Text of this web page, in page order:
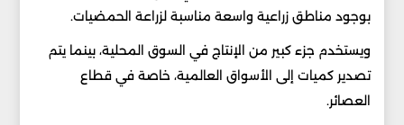
بوجود مناطق زراعية واسعة مناسبة لزراعة الحمضيات.
ويستخدم جزء كبير من الإنتاج في السوق المحلية، بينما يتم
تصدير كميات إلى الأسواق العالمية، خاصة في قطاع
العصائر.